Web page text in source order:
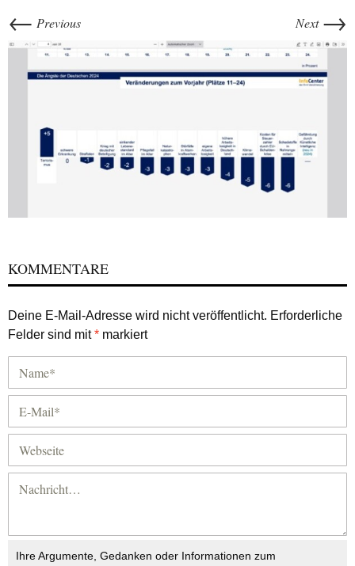
← Previous Next →
KOMMENTARE
Deine E-Mail-Adresse wird nicht veröffentlicht. Erforderliche
Felder sind mit* markiert
Ihre Argumente, Gedanken oder Informationen zum